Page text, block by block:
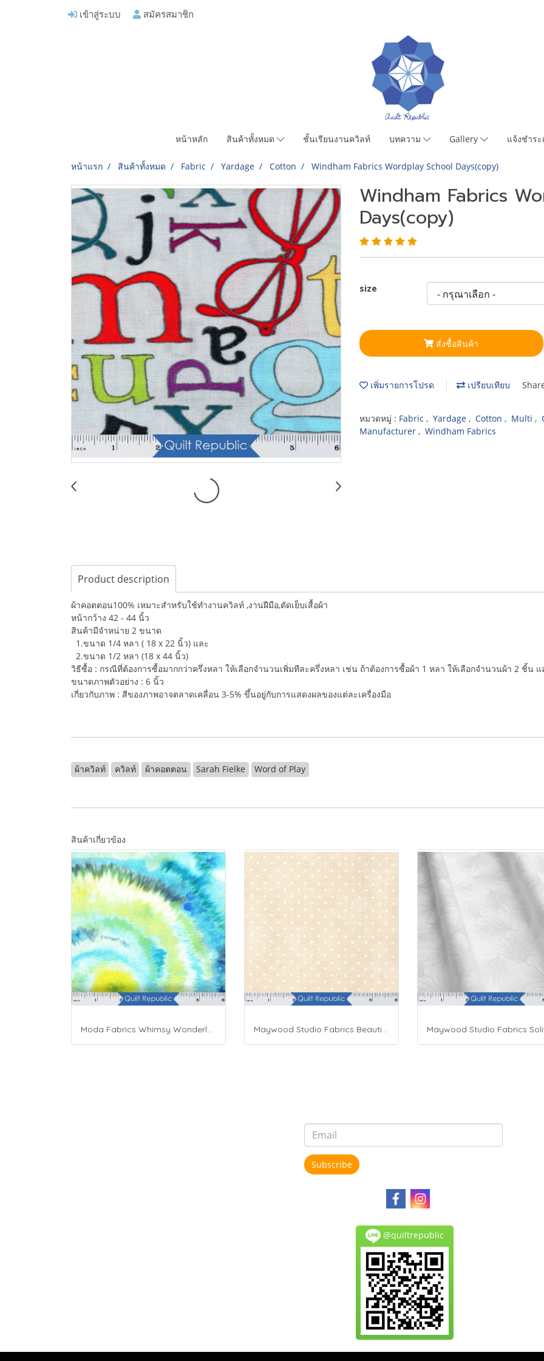
เข้าสู่ระบบ สมัครสมาชิก
หน้าหลัก สินค้าทั้งหมด ชั้นเรียนงานควิลท์ บทความ Gallery แจ้งชำระ
หน้าแรก สินค้าทั้งหมด Fabric Yardage Cotton Windham Fabrics Wordplay School Days(copy)
Windham Fabrics
Days(copy)
size
สั่งซื้อสินค้า
เพิ่มรายการโปรด เปรียบเทียบ
หมวดหมู่ : Fabric , Yardage , Cotton , Multi ,
Manufacturer , Windham Fabrics
Product description
ผ้าคอตตอน100% เหมาะสำหรับใช้ทำงานควิลท์ ,งานฝีมือ,ตัดเย็บเสื้อผ้า
หน้ากว้าง 42 - 44 นิ้ว
สินค้ามีจำหน่าย 2 ขนาด
1.ขนาด 1/4 หลา ( 18 x 22 นิ้ว) และ
2.ขนาด 1/2 หลา (18 x 44 นิ้ว)
วิธีซื้อ : กรณีที่ต้องการซื้อมากกว่าครึ่งหลา ให้เลือกจำนวนเพิ่มทีละครึ่งหลา เช่น ถ้าต้องการซื้อผ้า 1 หลา ให้เลือกจำนวนผ้า 2 ชิ้น
ขนาดภาพตัวอย่าง : 6 นิ้ว
เกี่ยวกับภาพ : สีของภาพอาจตลาดเคลื่อน 3-5% ขึ้นอยู่กับการแสดงผลของแต่ละเครื่องมือ
ผ้าควิลท์ ควิลท์ ผ้าคอตตอน Sarah Fielke Word of Play
สินค้าเกี่ยวข้อง
Moda Fabrics Whimsy Wonderland Shakedown Street Spiral Breeze Maywood Studio Fabrics Beautiful Basics Cream
Subscribe
@quiltrepublic